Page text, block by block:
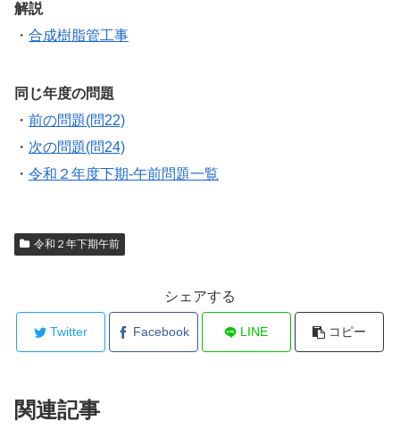
解説
・ 合成樹脂管工事
同じ年度の問題
・ 前の問題(問22)
・ 次の問題(問24)
・ 令和２年度下期-午前問題一覧
令和２年下期午前
シェアする
Twitter Facebook LINE コピー
関連記事